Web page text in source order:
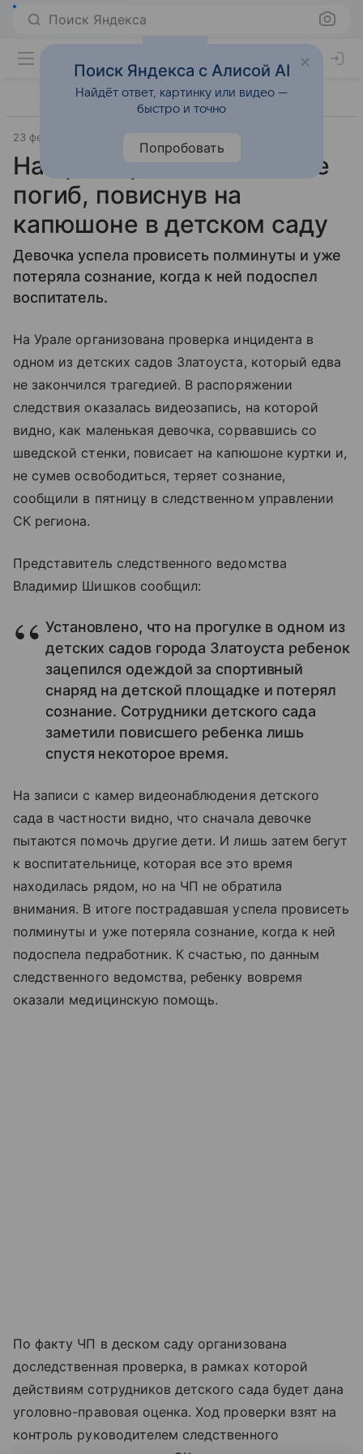
Поиск Яндекса
23 февраля 2019
На Урале ребенок едва не
погиб, повиснув на
капюшоне в детском саду
Девочка успела провисеть полминуты и уже
потеряла сознание, когда к ней подоспел
воспитатель.
На Урале организована проверка инцидента в
одном из детских садов Златоуста, который едва
не закончился трагедией. В распоряжении
следствия оказалась видеозапись, на которой
видно, как маленькая девочка, сорвавшись со
шведской стенки, повисает на капюшоне куртки и,
не сумев освободиться, теряет сознание,
сообщили в пятницу в следственном управлении
СК региона.
Представитель следственного ведомства
Владимир Шишков сообщил:
Установлено, что на прогулке в одном из
детских садов города Златоуста ребенок
зацепился одеждой за спортивный
снаряд на детской площадке и потерял
сознание. Сотрудники детского сада
заметили повисшего ребенка лишь
спустя некоторое время.
На записи с камер видеонаблюдения детского
сада в частности видно, что cначала девочке
пытаются помочь другие дети. И лишь затем бегут
к воспитательнице, которая все это время
находилась рядом, но на ЧП не обратила
внимания. В итоге пострадавшая успела провисеть
полминуты и уже потеряла сознание, когда к ней
подоспела педработник. К счастью, по данным
следственного ведомства, ребенку вовремя
оказали медицинскую помощь.
По факту ЧП в деском саду организована
доследственная проверка, в рамках которой
действиям сотрудников детского сада будет дана
уголовно-правовая оценка. Ход проверки взят на
контроль руководителем следственного
Поиск Яндекса с Алисой AI
Найдёт ответ, картинку или видео —
быстро и точно
Попробовать